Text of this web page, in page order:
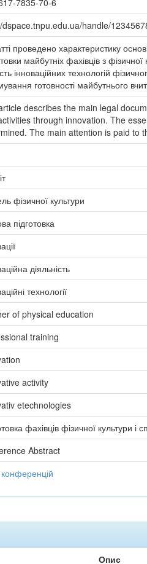
7835-70-6
dspace.tnpu.edu.ua/handle/
проведено характеристику
майбутніх фахівців з
інноваційних технологій
готовності майбутнього
describes the main legal
through innovation. The
The main attention is paid to
фізичної культури
підготовка
діяльність
технології
of physical education
training
activity
etechnologies
фахівців фізичної культури і
Abstract
Опис